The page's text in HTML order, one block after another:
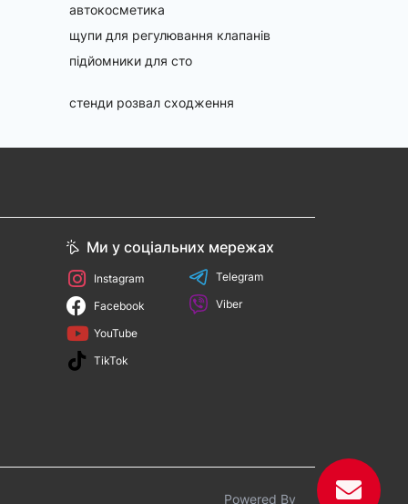
автокосметика
щупи для регулювання клапанів
підйомники для сто
стенди розвал сходження
Ми у соціальних мережах
Instagram
Facebook
YouTube
TikTok
Telegram
Viber
Powered By